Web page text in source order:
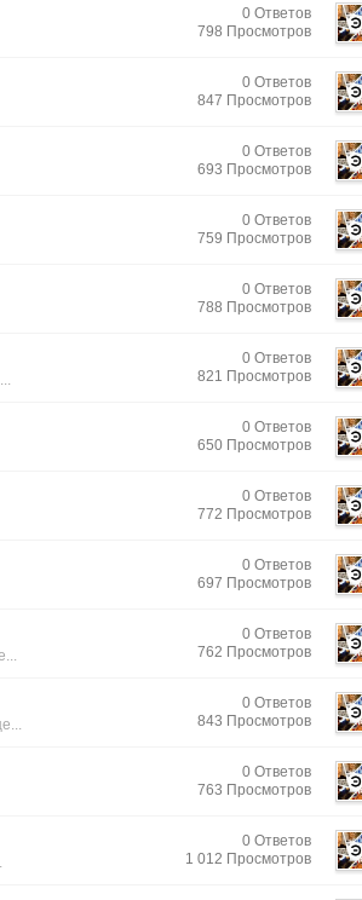
0 Ответов
798 Просмотров
0 Ответов
847 Просмотров
0 Ответов
693 Просмотров
0 Ответов
759 Просмотров
0 Ответов
788 Просмотров
0 Ответов
821 Просмотров
0 Ответов
650 Просмотров
0 Ответов
772 Просмотров
0 Ответов
697 Просмотров
0 Ответов
762 Просмотров
0 Ответов
843 Просмотров
0 Ответов
763 Просмотров
0 Ответов
1 012 Просмотров